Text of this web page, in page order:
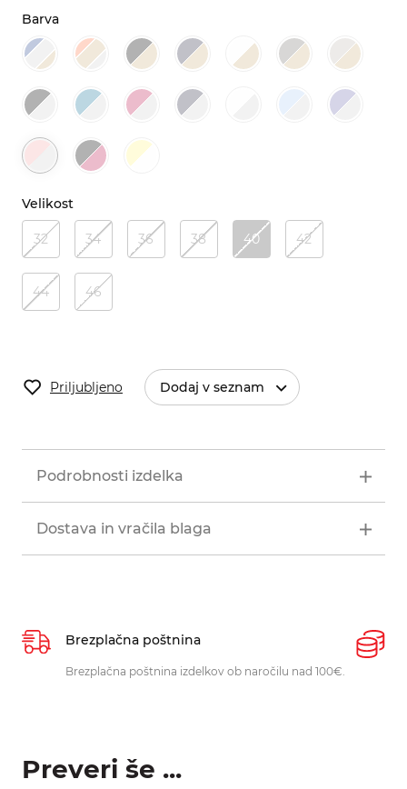
Barva
Velikost
32 34 36 38 40 42
44 46
Priljubljeno Dodaj v seznam
Podrobnosti izdelka
Dostava in vračila blaga
Brezplačna poštnina
Brezplačna poštnina izdelkov ob naročilu nad 100€.
Preveri še ...